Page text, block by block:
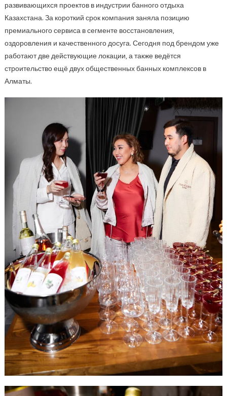
развивающихся проектов в индустрии банного отдыха
Казахстана. За короткий срок компания заняла позицию
премиального сервиса в сегменте восстановления,
оздоровления и качественного досуга. Сегодня под брендом уже
работают две действующие локации, а также ведётся
строительство ещё двух общественных банных комплексов в
Алматы.